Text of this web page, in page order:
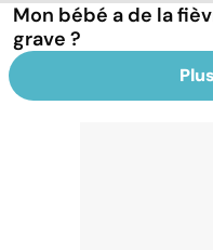
Mon bébé a de la
grave ?